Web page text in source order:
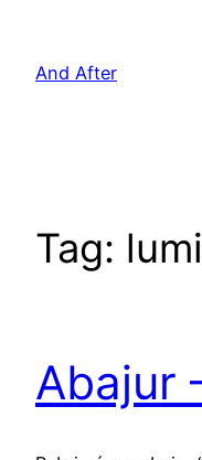
And After
Tag:
Abajur